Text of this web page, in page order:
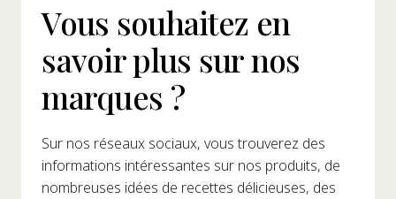
Vous souhaitez en
savoir plus sur nos
marques ?
Sur nos réseaux sociaux, vous trouverez des
informations intéressantes sur nos produits, de
nombreuses idées de recettes délicieuses, des